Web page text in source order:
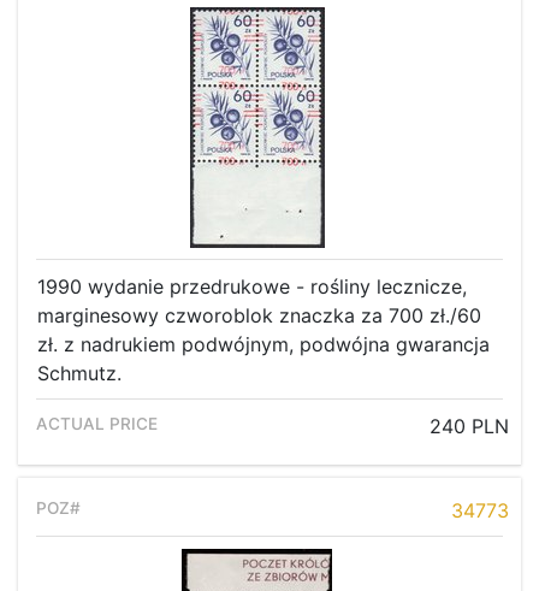
Home page
Current auction
Archive
Regulation
1990 wydanie przedrukowe - rośliny lecznicze,
marginesowy czworoblok znaczka za 700 zł./60
zł. z nadrukiem podwójnym, podwójna gwarancja
Schmutz.
240 PLN
34773